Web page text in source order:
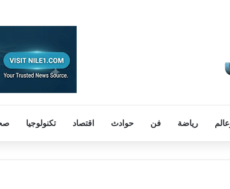
رياضة فن حوادث اقتصاد تكنولوجيا